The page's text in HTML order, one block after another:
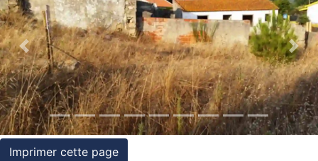
Termes
et
conditions
Témoignages
Conseils
Juridiques
Previous Next
Imprimer cette page